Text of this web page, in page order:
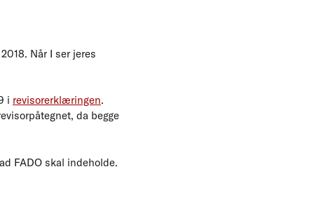
Når I ser jeres
i revisorerklæringen.
da begge
FADO skal indeholde.